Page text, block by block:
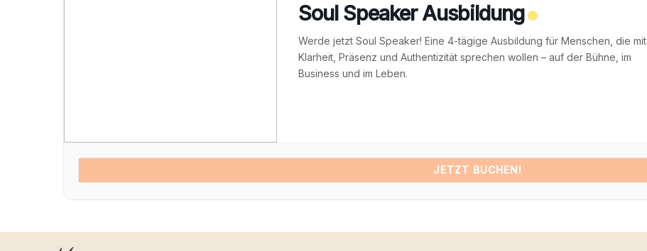
Soul Speaker Ausbildung
Werde jetzt Soul Speaker! Eine 4-tägige Ausbildung für Menschen, die mit
Klarheit, Präsenz und Authentizität sprechen wollen – auf der Bühne, im
Business und im Leben.